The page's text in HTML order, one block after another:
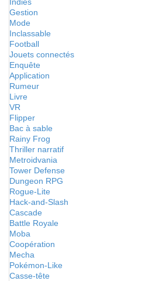
Gestion
Mode
Inclassable
Football
Jouets connectés
Enquête
Application
Rumeur
Livre
VR
Flipper
Bac à sable
Rainy Frog
Thriller narratif
Metroidvania
Tower Defense
Dungeon RPG
Rogue-Lite
Hack-and-Slash
Cascade
Battle Royale
Moba
Coopération
Mecha
Pokémon-Like
Casse-tête